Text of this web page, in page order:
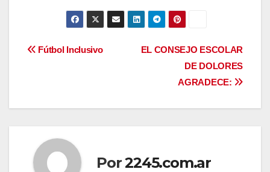
Navegación
entradas
EL CONSEJO ESCOLAR
DE DOLORES
AGRADECE:
Fútbol Inclusivo
Por2245.com.ar